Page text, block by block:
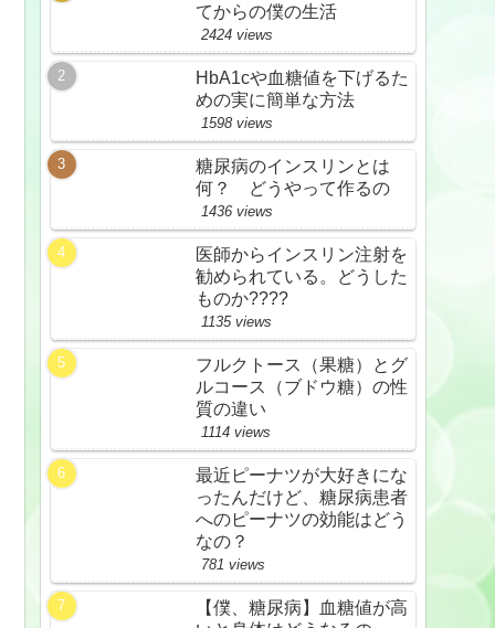
てからの僕の生活
2424 views
HbA1cや血糖値を下げるた
めの実に簡単な方法
1598 views
糖尿病のインスリンとは
何？ どうやって作るの
1436 views
医師からインスリン注射を
勧められている。どうした
ものか????
1135 views
フルクトース（果糖）とグ
ルコース（ブドウ糖）の性
質の違い
1114 views
最近ピーナツが大好きにな
ったんだけど、糖尿病患者
へのピーナツの効能はどう
なの？
781 views
【僕、糖尿病】血糖値が高